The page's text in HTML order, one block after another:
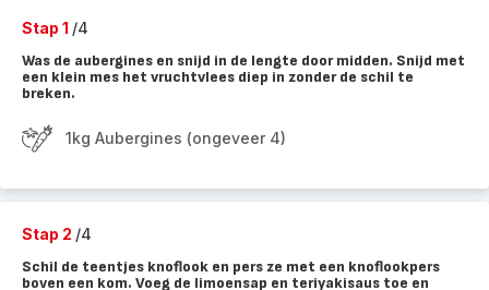
Stap 1 /4
Was de aubergines en snijd in de lengte door midden. Snijd met
een klein mes het vruchtvlees diep in zonder de schil te
breken.
1kg Aubergines (ongeveer 4)
Stap 2 /4
Schil de teentjes knoflook en pers ze met een knoflookpers
boven een kom. Voeg de limoensap en teriyakisaus toe en